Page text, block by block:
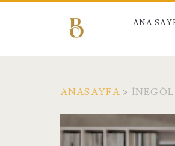
ANA
ANASAYFA >
Etiket: